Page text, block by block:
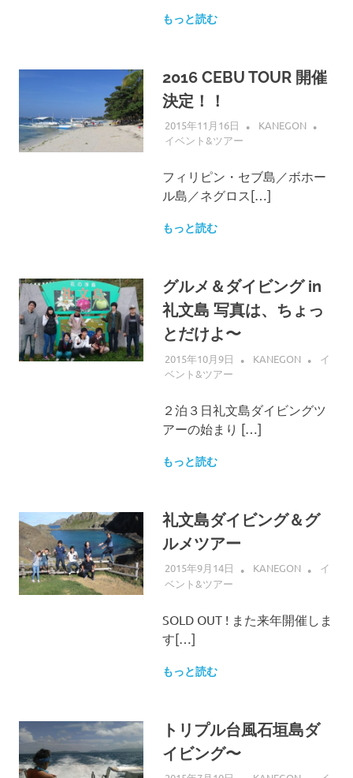
もっと読む
2016 CEBU TOUR 開催
決定！！
2015年11月16日
KANEGON
イベント&ツアー
フィリピン・セブ島／ボホー
ル島／ネグロス[…]
もっと読む
グルメ＆ダイビング in
礼文島 写真は、ちょっ
とだけよ〜
2015年10月9日 KANEGON
イ
ベント&ツアー
２泊３日礼文島ダイビングツ
アーの始まり […]
もっと読む
礼文島ダイビング＆グ
ルメツアー
2015年9月14日 KANEGON
イ
ベント&ツアー
SOLD OUT ! また来年開催しま
す[…]
もっと読む
トリプル台風石垣島ダ
イビング〜